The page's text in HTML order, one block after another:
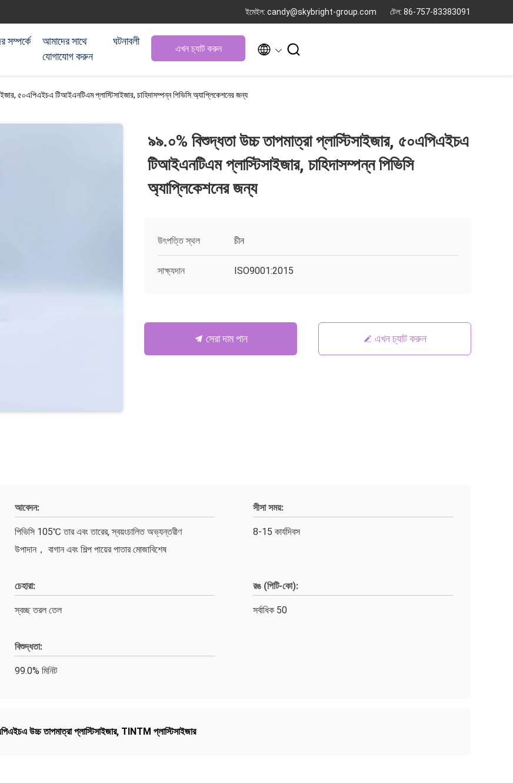
ইমেইল: candy@skybright-group.com টেল: 86-757-83383091
সম্পর্কে
আমাদের সাথে
যোগাযোগ করুন
ঘটনাবলী
এখন চ্যাট করুন  
৫০এপিএইচএ টিআইএনটিএম প্লাস্টিসাইজার, চাহিদাসম্পন্ন পিভিসি অ্যাপ্লিকেশনের জন্য
৯৯.০% বিশুদ্ধতা উচ্চ তাপমাত্রা প্লাস্টিসাইজার, ৫০এপিএইচএ
টিআইএনটিএম প্লাস্টিসাইজার, চাহিদাসম্পন্ন পিভিসি
অ্যাপ্লিকেশনের জন্য
উৎপত্তি স্থল চীন
সাক্ষ্যদান ISO9001:2015
সেরা দাম পান এখন চ্যাট করুন
আবেদন:
পিভিসি 105℃ তার এবং তারের, স্বয়ংচালিত অভ্যন্তরীণ
উপাদান， বাগান এবং শিল্প পায়ের পাতার মোজাবিশেষ
সীসা সময়:
8-15 কার্যদিবস
চেহারা:
স্বচ্ছ তরল তেল
রঙ (পিটি-কো):
সর্বাধিক 50
বিশুদ্ধতা:
99.0% মিনিট
উচ্চ তাপমাত্রা প্লাস্টিসাইজার, TINTM প্লাস্টিসাইজার